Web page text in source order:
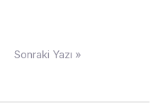
Sonraki Yazı »